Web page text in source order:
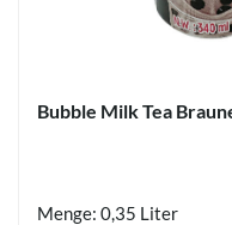
Bubble Milk Tea
Menge: 0,35 Liter